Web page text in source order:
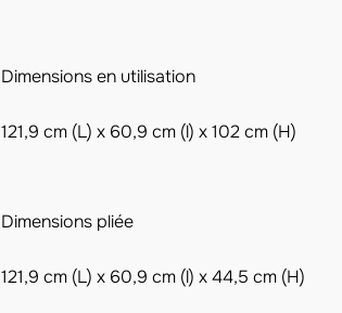
Dimensions en utilisation
121,9 cm (L) x 60,9 cm (l) x 102 cm (H)​
Dimensions pliée
121,9 cm (L) x 60,9 cm (l) x 44,5 cm (H)​